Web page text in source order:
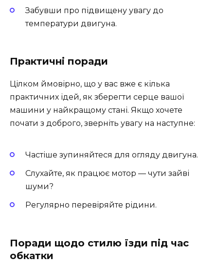
Забувши про підвищену увагу до
температури двигуна.
Практичні поради
Цілком ймовірно, що у вас вже є кілька
практичних ідей, як зберегти серце вашої
машини у найкращому стані. Якщо хочете
почати з доброго, зверніть увагу на наступне:
Частіше зупиняйтеся для огляду двигуна.
Слухайте, як працює мотор — чути зайві
шуми?
Регулярно перевіряйте рідини.
Поради щодо стилю їзди під час
обкатки